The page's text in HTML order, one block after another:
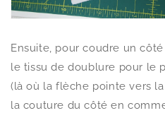
Ensuite, pour coudre un
le tissu de doublure pour le
(là où la flèche pointe vers
la couture du côté en